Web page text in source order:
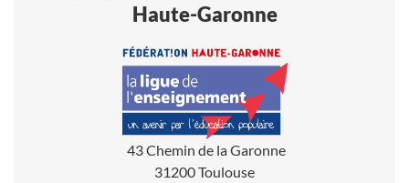
Haute-Garonne
43 Chemin de la Garonne
31200 Toulouse